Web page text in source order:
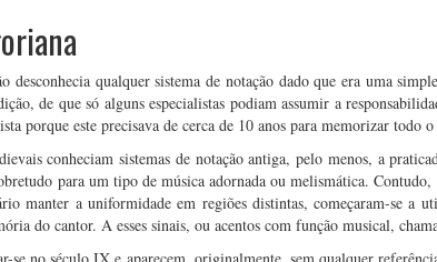
desconhecia qualquer sistema de notação dado que era uma
de que só alguns especialistas podiam assumir a
porque este precisava de cerca de 10 anos para memorizar todo
conheciam sistemas de notação antiga, pelo menos, a
para um tipo de música adornada ou melismática.
manter a uniformidade em regiões distintas, começaram-se a
do cantor. A esses sinais, ou acentos com função musical,